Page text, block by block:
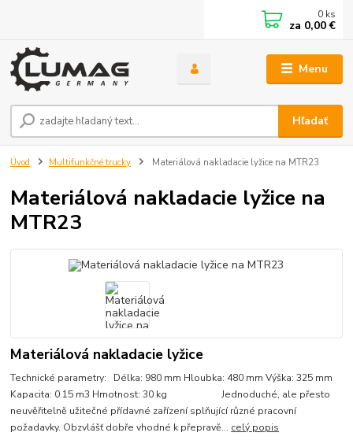
Menu
Hľadať
0 ks
za 0,00 €
Úvod Multifunkčné trucky Materiálová nakladacie lyžice na MTR23
Materiálová nakladacie lyžice na
MTR23
Materiálová nakladacie lyžice
Technické parametry: Délka: 980 mm Hloubka: 480 mm Výška: 325 mm
Kapacita: 0.15 m3 Hmotnost: 30 kg Jednoduché, ale přesto
neuvěřitelně užitečné přídavné zařízení splňující různé pracovní
požadavky. Obzvlášť dobře vhodné k přepravě... celý popis